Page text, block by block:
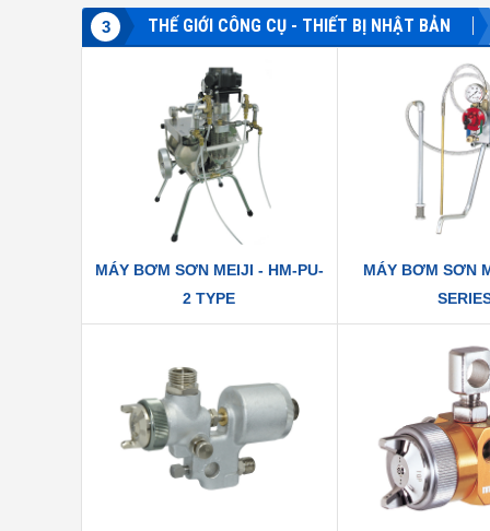
TRỰC TIẾP
TRỰC
3 THẾ GIỚI CÔNG CỤ - THIẾT BỊ NHẬT BẢN
HARDNEES TESTER UNITA BELT TENSION METER
MÁY BƠM SƠN MEIJI - HM-PU-
2 TYPE
MÁY BƠM SƠN